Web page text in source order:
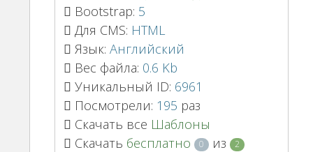
Bootstrap: 5
Для CMS: HTML
Язык: Английский
Вес файла: 0.6 Kb
Уникальный ID: 6961
Посмотрели: 195 раз
Скачать все Шаблоны
Скачать бесплатно 0 из 2